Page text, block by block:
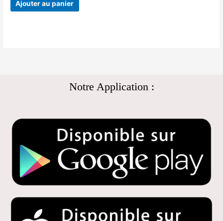
Ajouter au panier
Notre Application :